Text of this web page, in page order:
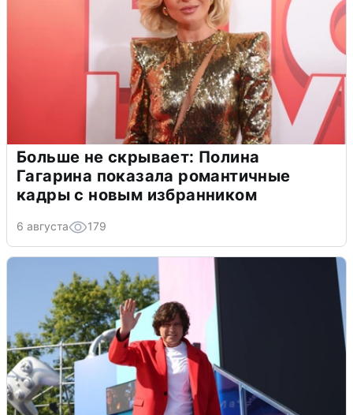
Больше не скрывает: Полина
Гагарина показала романтичные
кадры с новым избранником
6 августа 179